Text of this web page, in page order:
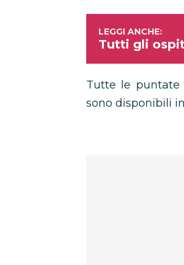
Tutti gli
Tutte le puntate
sono disponibili